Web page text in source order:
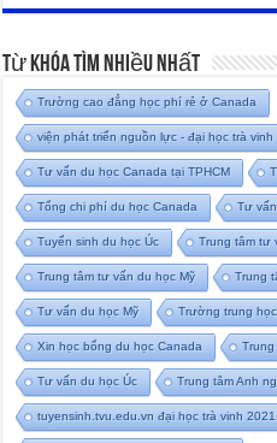
Từ Khóa Tìm Nhiều Nhất
Trường cao đẳng học phí rẻ ở Canada
viện phát triển nguồn lực - đại học trà vinh
Tư vấn du học Canada tại TPHCM
Tổng chi phí du học Canada Tư
Tuyển sinh du học Úc Trung tâm tư
Trung tâm tư vấn du học Mỹ Trung
Tư vấn du học Mỹ Trường trung
Xin học bổng du học Canada
Tư vấn du học Úc Trung tâm Anh
tuyensinh.tvu.edu.vn đại học trà vinh 2021